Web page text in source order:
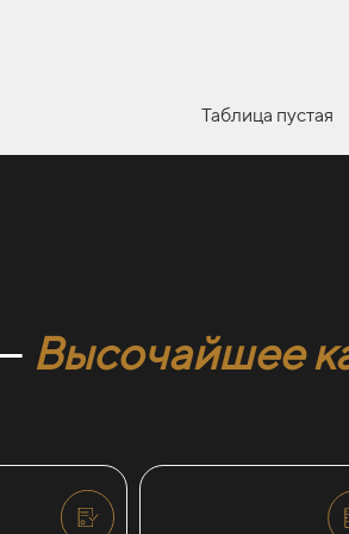
требует особой осторожности и
Таблица пустая
Высочайшее